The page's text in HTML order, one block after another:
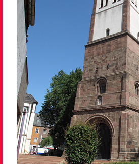
Gemeinschaft & Soziales
Musik
Seelsorge & Kontakt